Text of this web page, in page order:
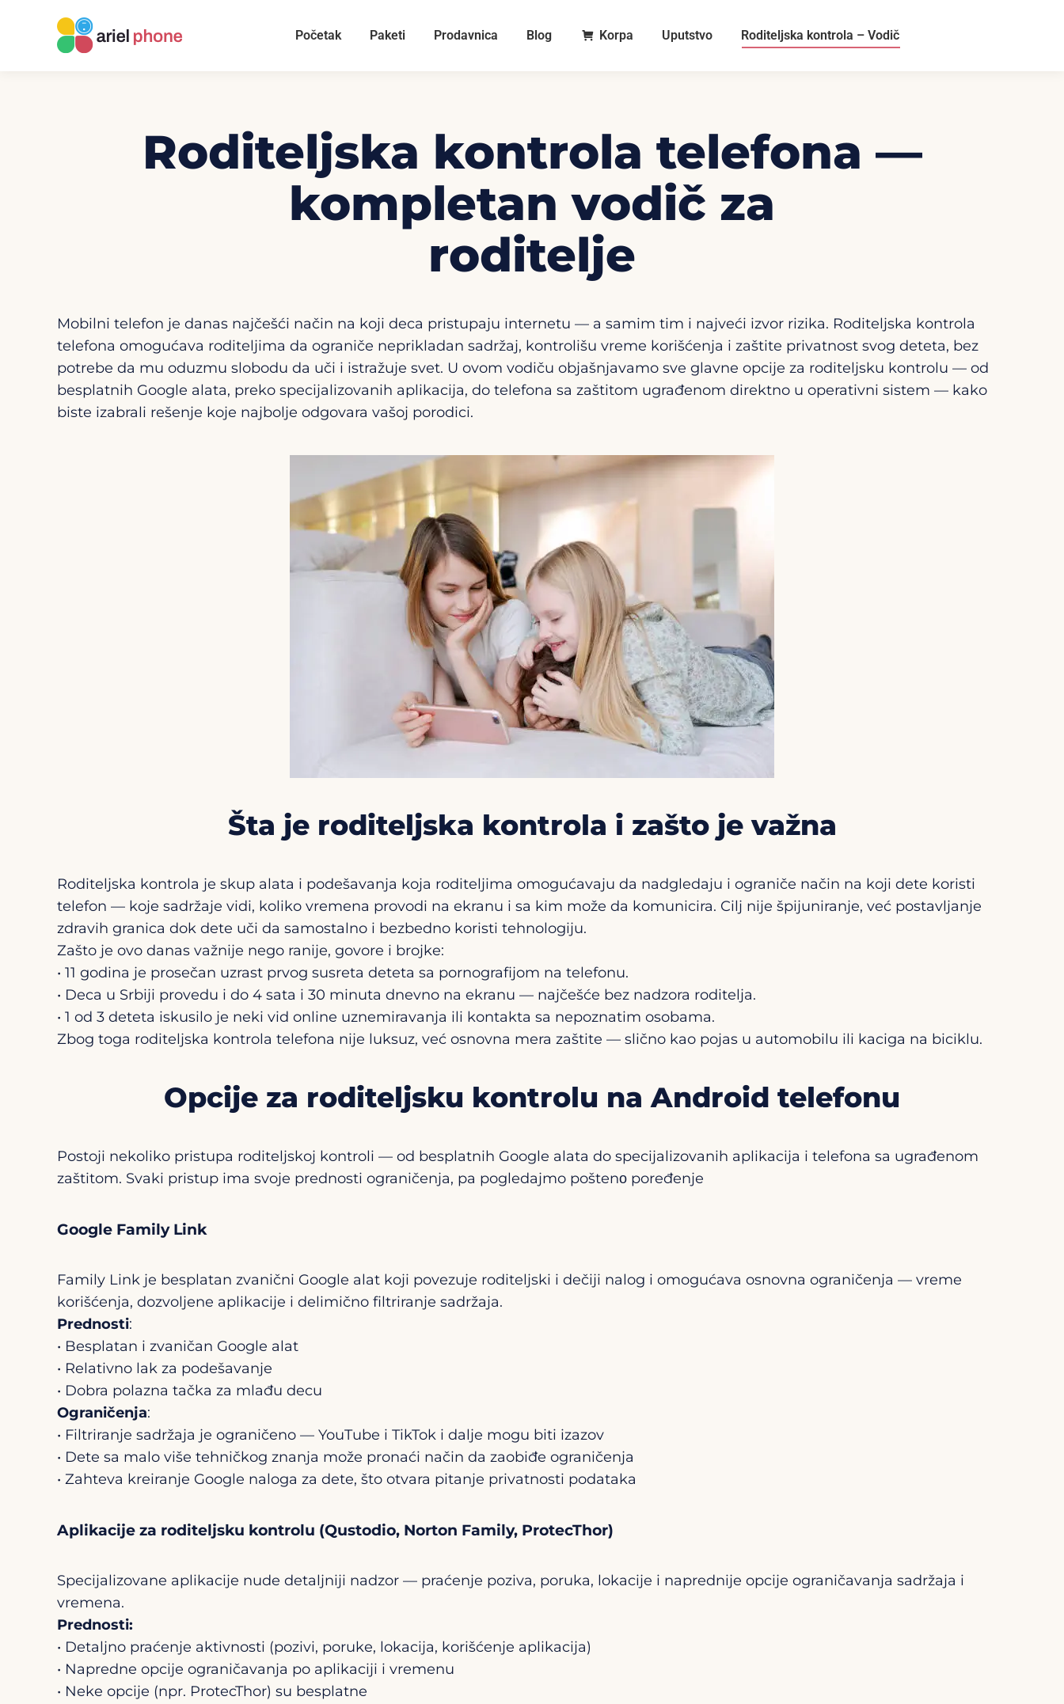
Početak Paketi Prodavnica Blog Korpa Uputstvo Roditeljska kontrola – Vodič
Roditeljska kontrola telefona —
kompletan vodič za
roditelje
Mobilni telefon je danas najčešći način na koji deca pristupaju internetu — a samim tim i najveći izvor rizika. Roditeljska kontrola
telefona omogućava roditeljima da ograniče neprikladan sadržaj, kontrolišu vreme korišćenja i zaštite privatnost svog deteta, bez
potrebe da mu oduzmu slobodu da uči i istražuje svet. U ovom vodiču objašnjavamo sve glavne opcije za roditeljsku kontrolu — od
besplatnih Google alata, preko specijalizovanih aplikacija, do telefona sa zaštitom ugrađenom direktno u operativni sistem — kako
biste izabrali rešenje koje najbolje odgovara vašoj porodici.
Šta je roditeljska kontrola i zašto je važna
Roditeljska kontrola je skup alata i podešavanja koja roditeljima omogućavaju da nadgledaju i ograniče način na koji dete koristi
telefon — koje sadržaje vidi, koliko vremena provodi na ekranu i sa kim može da komunicira. Cilj nije špijuniranje, već postavljanje
zdravih granica dok dete uči da samostalno i bezbedno koristi tehnologiju.
Zašto je ovo danas važnije nego ranije, govore i brojke:
• 11 godina je prosečan uzrast prvog susreta deteta sa pornografijom na telefonu.
• Deca u Srbiji provedu i do 4 sata i 30 minuta dnevno na ekranu — najčešće bez nadzora roditelja.
• 1 od 3 deteta iskusilo je neki vid online uznemiravanja ili kontakta sa nepoznatim osobama.
Zbog toga roditeljska kontrola telefona nije luksuz, već osnovna mera zaštite — slično kao pojas u automobilu ili kaciga na biciklu.
Opcije za roditeljsku kontrolu na Android telefonu
Postoji nekoliko pristupa roditeljskoj kontroli — od besplatnih Google alata do specijalizovanih aplikacija i telefona sa ugrađenom
zaštitom. Svaki pristup ima svoje prednosti ograničenja, pa pogledajmo poštenо poređenje
Google Family Link
Family Link je besplatan zvanični Google alat koji povezuje roditeljski i dečiji nalog i omogućava osnovna ograničenja — vreme
korišćenja, dozvoljene aplikacije i delimično filtriranje sadržaja.
Prednosti:
• Besplatan i zvaničan Google alat
• Relativno lak za podešavanje
• Dobra polazna tačka za mlađu decu
Ograničenja:
• Filtriranje sadržaja je ograničeno — YouTube i TikTok i dalje mogu biti izazov
• Dete sa malo više tehničkog znanja može pronaći način da zaobiđe ograničenja
• Zahteva kreiranje Google naloga za dete, što otvara pitanje privatnosti podataka
Aplikacije za roditeljsku kontrolu (Qustodio, Norton Family, ProtecThor)
Specijalizovane aplikacije nude detaljniji nadzor — praćenje poziva, poruka, lokacije i naprednije opcije ograničavanja sadržaja i
vremena.
Prednosti:
• Detaljno praćenje aktivnosti (pozivi, poruke, lokacija, korišćenje aplikacija)
• Napredne opcije ograničavanja po aplikaciji i vremenu
• Neke opcije (npr. ProtecThor) su besplatne